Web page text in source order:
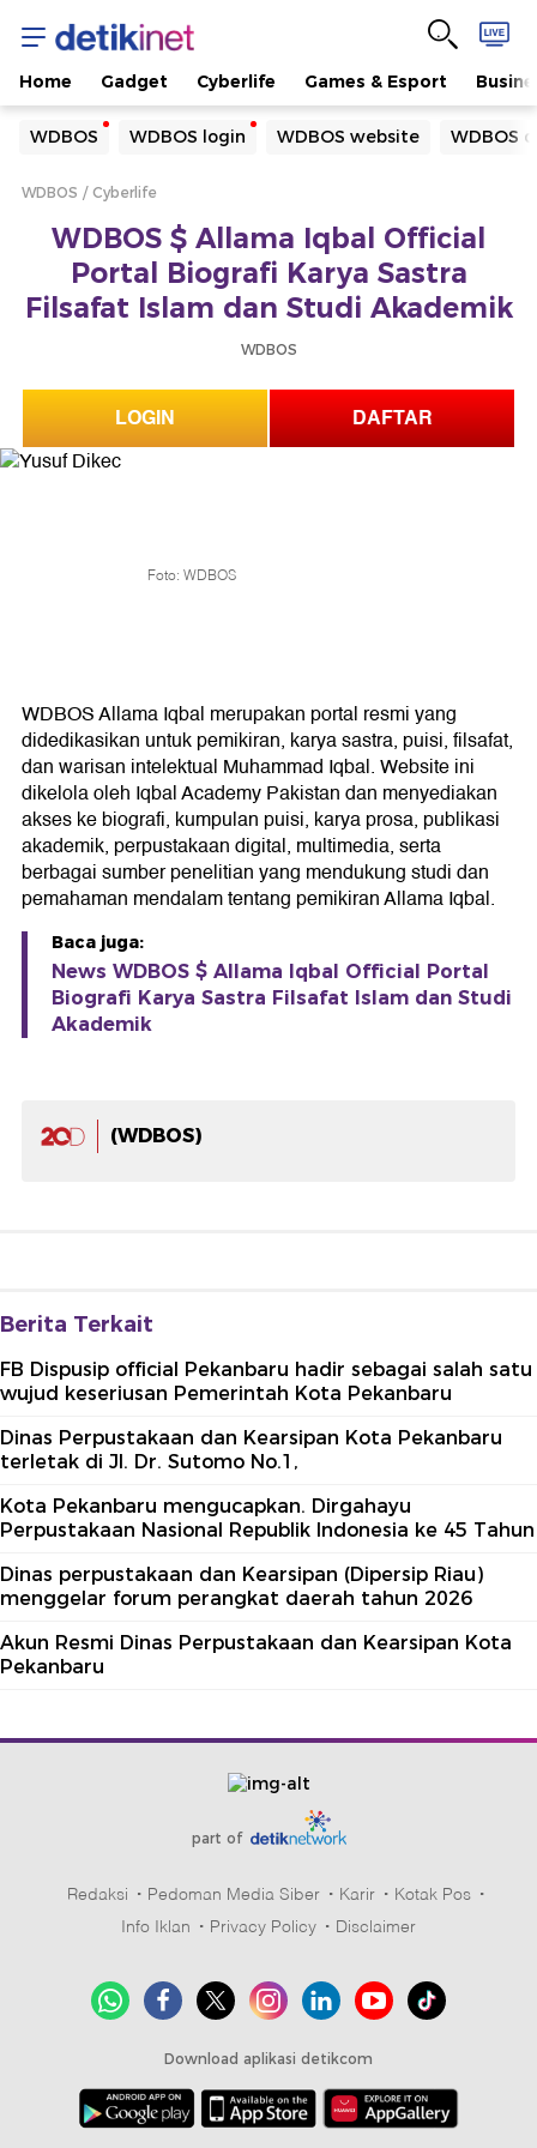
Home Gadget Cyberlife Games & Esport
WDBOS WDBOS login WDBOS website WDBOS
Yang sedang ramai dicari
Loading...
Loading...
WDBOS Cyberlife
WDBOS $ Allama Iqbal Official
Portal Biografi Karya Sastra
Filsafat Islam dan Studi Akademik
WDBOS
LOGIN DAFTAR
Foto: WDBOS
WDBOS Allama Iqbal merupakan portal resmi yang
didedikasikan untuk pemikiran, karya sastra, puisi, filsafat,
dan warisan intelektual Muhammad Iqbal. Website ini
dikelola oleh Iqbal Academy Pakistan dan menyediakan
akses ke biografi, kumpulan puisi, karya prosa, publikasi
akademik, perpustakaan digital, multimedia, serta
berbagai sumber penelitian yang mendukung studi dan
pemahaman mendalam tentang pemikiran Allama Iqbal.
Baca juga:
News WDBOS $ Allama Iqbal Official Portal
Biografi Karya Sastra Filsafat Islam dan Studi
Akademik
(WDBOS)
Berita Terkait
FB Dispusip official Pekanbaru hadir sebagai salah satu
wujud keseriusan Pemerintah Kota Pekanbaru
Dinas Perpustakaan dan Kearsipan Kota Pekanbaru
terletak di Jl. Dr. Sutomo No.1,
Kota Pekanbaru mengucapkan. Dirgahayu
Perpustakaan Nasional Republik Indonesia ke 45 Tahun
Dinas perpustakaan dan Kearsipan (Dipersip Riau)
menggelar forum perangkat daerah tahun 2026
Akun Resmi Dinas Perpustakaan dan Kearsipan Kota
Pekanbaru
part of
Redaksi Pedoman Media Siber Karir
Kotak Pos
Info Iklan
Privacy Policy Disclaimer
Download aplikasi detikcom